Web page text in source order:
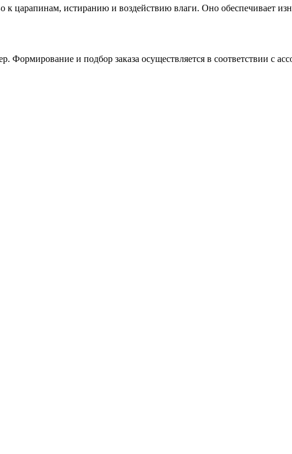
к царапинам, истиранию и воздействию влаги. Оно обеспечивает
Формирование и подбор заказа осуществляется в соответствии с